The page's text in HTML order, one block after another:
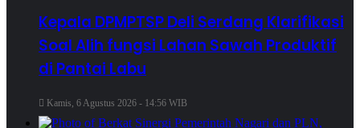
Kepala DPMPTSP Deli Serdang Klarifikasi
Soal Alih fungsi Lahan Sawah Produktif
di Pantai Labu
Kamis, 6 Agustus 2026 - 14:56 WIB